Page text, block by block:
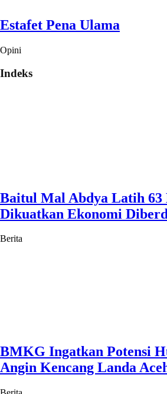
Estafet Pena Ulama
Opini
Indeks
Baitul Mal Abdya Latih 63
Dikuatkan Ekonomi
Berita
BMKG Ingatkan Potensi
Angin Kencang Landa